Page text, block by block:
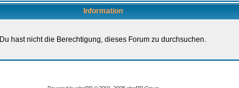
Information
Du hast nicht die Berechtigung, dieses Forum zu durchsuchen.